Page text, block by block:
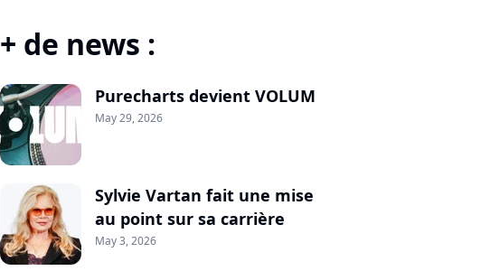
+ de news :
Purecharts devient VOLUM
May 29, 2026
Sylvie Vartan fait une mise
au point sur sa carrière
May 3, 2026